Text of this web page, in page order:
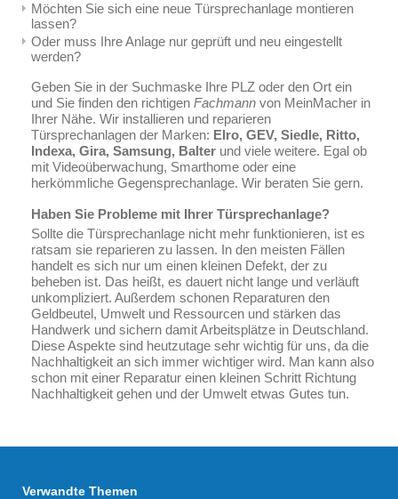
Möchten Sie sich eine neue Türsprechanlage montieren
lassen?
Oder muss Ihre Anlage nur geprüft und neu eingestellt
werden?
Geben Sie in der Suchmaske Ihre PLZ oder den Ort ein
und Sie finden den richtigen Fachmann von MeinMacher in
Ihrer Nähe. Wir installieren und reparieren
Türsprechanlagen der Marken: Elro, GEV, Siedle, Ritto,
Indexa, Gira, Samsung, Balter und viele weitere. Egal ob
mit Videoüberwachung, Smarthome oder eine
herkömmliche Gegensprechanlage. Wir beraten Sie gern.
Haben Sie Probleme mit Ihrer Türsprechanlage?
Sollte die Türsprechanlage nicht mehr funktionieren, ist es
ratsam sie reparieren zu lassen. In den meisten Fällen
handelt es sich nur um einen kleinen Defekt, der zu
beheben ist. Das heißt, es dauert nicht lange und verläuft
unkompliziert. Außerdem schonen Reparaturen den
Geldbeutel, Umwelt und Ressourcen und stärken das
Handwerk und sichern damit Arbeitsplätze in Deutschland.
Diese Aspekte sind heutzutage sehr wichtig für uns, da die
Nachhaltigkeit an sich immer wichtiger wird. Man kann also
schon mit einer Reparatur einen kleinen Schritt Richtung
Nachhaltigkeit gehen und der Umwelt etwas Gutes tun.
Verwandte Themen